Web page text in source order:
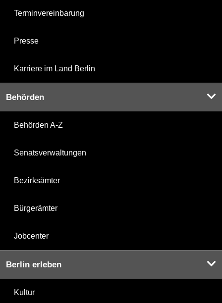
Terminvereinbarung
Presse
Karriere im Land Berlin
Behörden
Behörden A-Z
Senatsverwaltungen
Bezirksämter
Bürgerämter
Jobcenter
Berlin erleben
Kultur